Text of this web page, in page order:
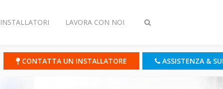
Attiva/disattiva
INSTALLATORI LAVORA CON NOI
CONTATTA UN INSTALLATORE ASSISTENZA &